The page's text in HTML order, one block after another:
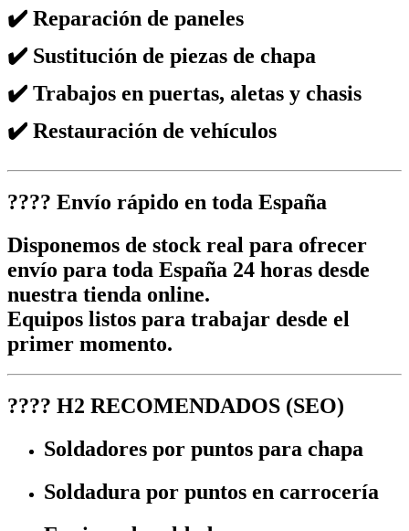
✔️ Reparación de paneles
✔️ Sustitución de piezas de chapa
✔️ Trabajos en puertas, aletas y chasis
✔️ Restauración de vehículos
???? Envío rápido en toda España
Disponemos de stock real para ofrecer
envío para toda España 24 horas desde
nuestra tienda online.
Equipos listos para trabajar desde el
primer momento.
???? H2 RECOMENDADOS (SEO)
Soldadores por puntos para chapa
Soldadura por puntos en carrocería